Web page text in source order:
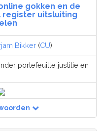
gokken en de
register uitsluiting
Bikker (CU)
portefeuille justitie en